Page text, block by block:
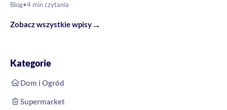
Blog•4 min czytania
Zobacz wszystkie wpisy→
Kategorie
Dom i Ogród
Supermarket